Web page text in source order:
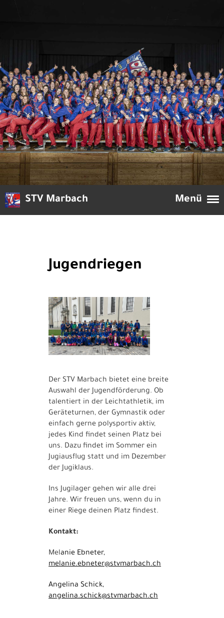
Menü
STV Marbach
Jugendriegen
Der STV Marbach bietet eine breite
Auswahl der Jugendförderung. Ob
talentiert in der Leichtathletik, im
Geräteturnen, der Gymnastik oder
einfach gerne polysportiv aktiv,
jedes Kind findet seinen Platz bei
uns. Dazu findet im Sommer ein
Jugiausflug statt und im Dezember
der Jugiklaus.
Ins Jugilager gehen wir alle drei
Jahre. Wir freuen uns, wenn du in
einer Riege deinen Platz findest.
Kontakt:
Melanie Ebneter,
melanie.ebneter@stvmarbach.ch
Angelina Schick,
angelina.schick@stvmarbach.ch